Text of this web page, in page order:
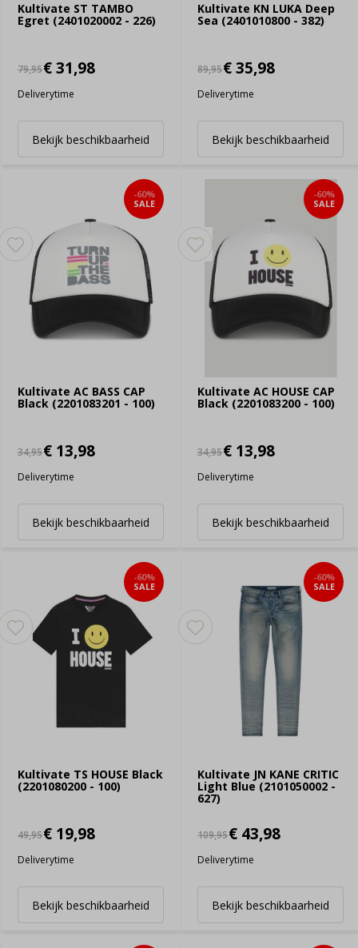
Kultivate ST TAMBO
Egret (2401020002 - 226)
79,95€ 31,98
Deliverytime
Bekijk beschikbaarheid
Kultivate KN LUKA Deep
Sea (2401010800 - 382)
89,95€ 35,98
Deliverytime
Bekijk beschikbaarheid
Kultivate AC BASS CAP
Black (2201083201 - 100)
-60%
SALE
34,95€ 13,98
Deliverytime
Bekijk beschikbaarheid
Kultivate AC HOUSE CAP
Black (2201083200 - 100)
-60%
SALE
34,95€ 13,98
Deliverytime
Bekijk beschikbaarheid
Kultivate TS HOUSE Black
(2201080200 - 100)
-60%
SALE
49,95€ 19,98
Deliverytime
Bekijk beschikbaarheid
Kultivate JN KANE CRITIC
Light Blue (2101050002 -
627)
-60%
SALE
109,95€ 43,98
Deliverytime
Bekijk beschikbaarheid